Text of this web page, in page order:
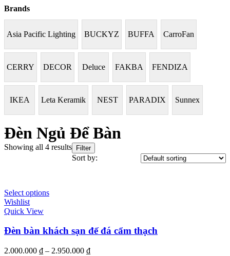
Brands
Asia Pacific Lighting BUCKYZ BUFFA CarroFan
CERRY DECOR Deluce FAKBA FENDIZA
IKEA Leta Keramik NEST PARADIX Sunnex
Đèn Ngủ Để Bàn
Showing all 4 results Filter
Sort by:
Select options
Wishlist
Quick View
Đèn bàn khách sạn đế đá cẩm thạch
2.000.000 ₫ – 2.950.000 ₫